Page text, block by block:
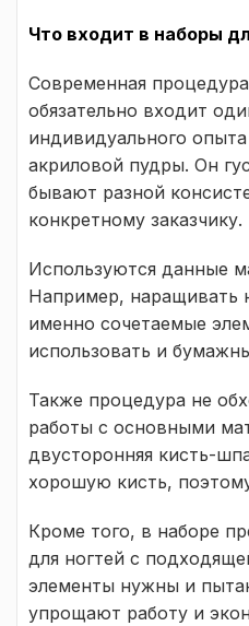
Что входит в наборы
Современная
обязательно входит
индивидуального
акриловой пудры. Он
бывают разной
конкретному заказчику.
Используются данные
Например, наращивать
именно сочетаемые
использовать и
Также процедура не
работы с основными
двусторонняя кисть-
хорошую кисть,
Кроме того, в наборе
для ногтей с
элементы нужны и
упрощают работу и